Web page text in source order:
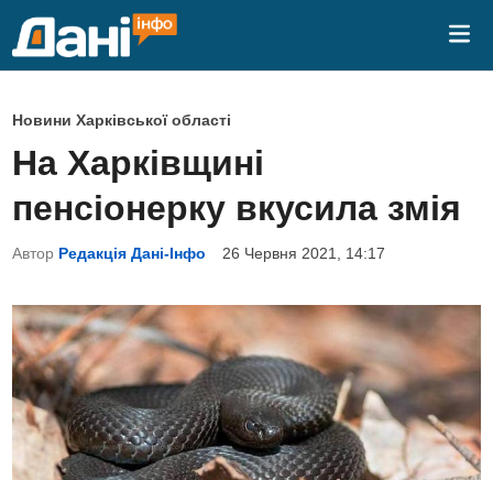
P
o
s
i
n
Новини Харківської області
На Харківщині
пенсіонерку вкусила змія
Автор Редакція Дані-Інфо 26 Червня 2021, 14:17